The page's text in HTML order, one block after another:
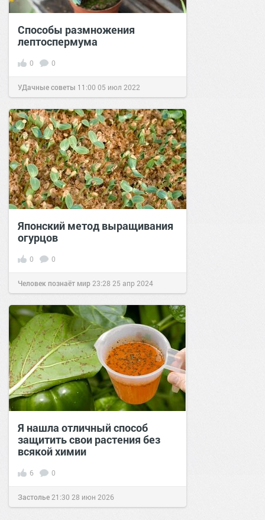
Способы размножения
лептоспермума
0 0
УДачные советы 11:00 05 июл 2022
Японский метод выращивания
огурцов
0 0
Человек познаёт мир 23:28 25 апр 2024
Я нашла отличный способ
защитить свои растения без
всякой химии
6 0
Застолье 21:30 28 июн 2026